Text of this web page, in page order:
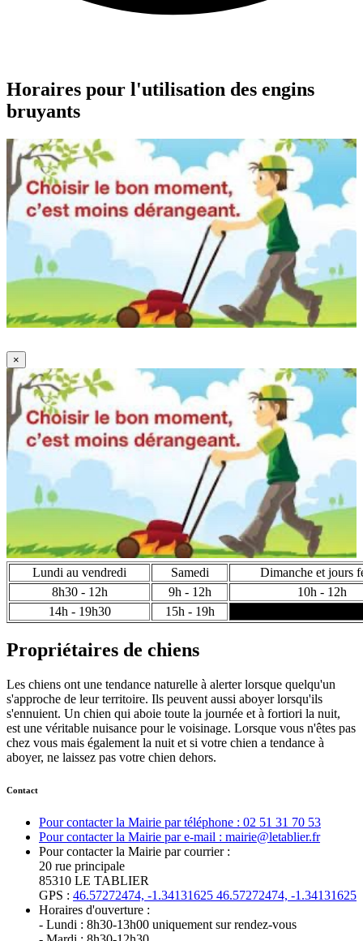
Horaires pour l'utilisation des engins
bruyants
×
Lundi au vendredi Samedi
Dimanche et jours
8h30 - 12h
9h - 12h
10h - 12h
14h - 19h30
15h - 19h
Propriétaires de chiens
Les chiens ont une tendance naturelle à alerter lorsque quelqu'un
s'approche de leur territoire. Ils peuvent aussi aboyer lorsqu'ils
s'ennuient. Un chien qui aboie toute la journée et à fortiori la nuit,
est une véritable nuisance pour le voisinage. Lorsque vous n'êtes pas
chez vous mais également la nuit et si votre chien a tendance à
aboyer, ne laissez pas votre chien dehors.
Contact
Pour contacter la Mairie par téléphone : 02 51 31 70 53
Pour contacter la Mairie par e-mail : mairie@letablier.fr
Pour contacter la Mairie par courrier :
20 rue principale
85310 LE TABLIER
GPS : 46.57272474, -1.34131625 46.57272474, -1.34131625
Horaires d'ouverture :
- Lundi : 8h30-13h00 uniquement sur rendez-vous